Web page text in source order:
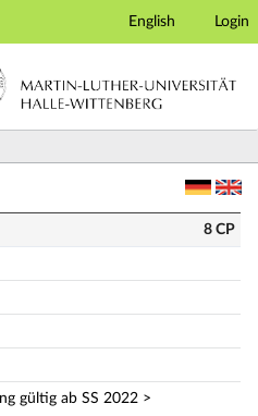
English Login
8 CP
gültig ab SS 2022 >